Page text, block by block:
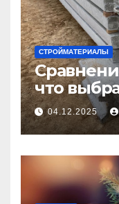
СТРОЙМАТЕРИАЛЫ
что
покрытия
04.12.2025